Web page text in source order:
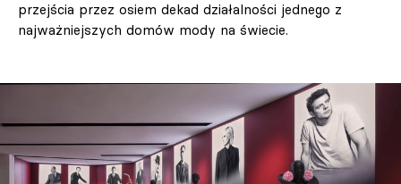
przejścia przez osiem dekad działalności jednego z
najważniejszych domów mody na świecie.